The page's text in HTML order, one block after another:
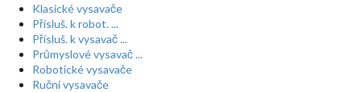
Klasické vysavače
Přísluš. k robot. ...
Přísluš. k vysavač ...
Průmyslové vysavač ...
Robotické vysavače
Ruční vysavače